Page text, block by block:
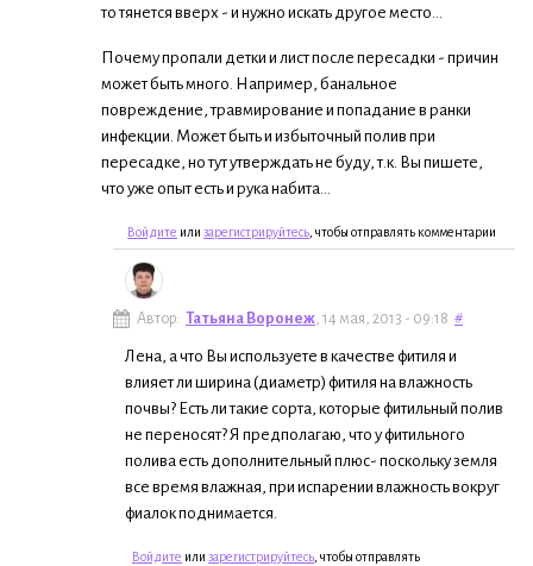
то тянется вверх - и нужно искать другое место...
Почему пропали детки и лист после пересадки - причин
может быть много. Например, банальное
повреждение, травмирование и попадание в ранки
инфекции. Может быть и избыточный полив при
пересадке, но тут утверждать не буду, т.к. Вы пишете,
что уже опыт есть и рука набита...
Войдите или зарегистрируйтесь , чтобы отправлять комментарии
Автор: Татьяна Воронеж, 14 мая, 2013 - 09:18 #
Лена, а что Вы используете в качестве фитиля и
влияет ли ширина (диаметр) фитиля на влажность
почвы? Есть ли такие сорта, которые фитильный полив
не переносят? Я предполагаю, что у фитильного
полива есть дополнительный плюс- поскольку земля
все время влажная, при испарении влажность вокруг
фиалок поднимается.
Войдите или зарегистрируйтесь , чтобы отправлять